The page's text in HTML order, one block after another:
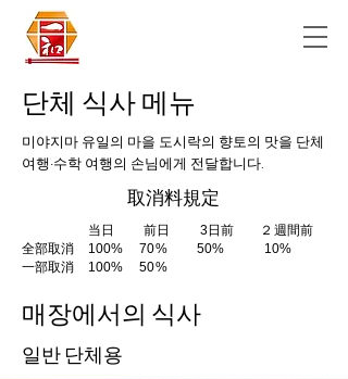
단체 식사 메뉴
​미야지마 유일의 마을 도시락의 향토의 맛을 단체
여행·수학 여행의 손님에게 전달합니다.
取消料規定
当日 前日 3日前 ２週間前
全部取消 100% 70% 50% 10%
​一部取消 100% 50%
매장에서의 식사
일반 단체용